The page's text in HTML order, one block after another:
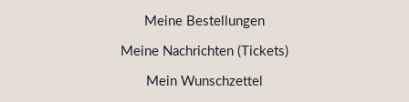
Meine Bestellungen
Meine Nachrichten (Tickets)
Mein Wunschzettel